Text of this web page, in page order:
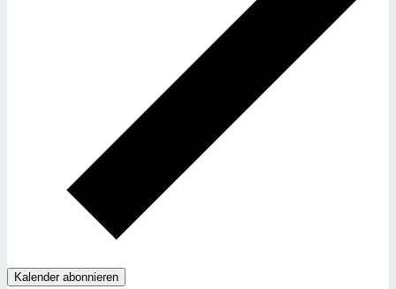
Kalender abonnieren